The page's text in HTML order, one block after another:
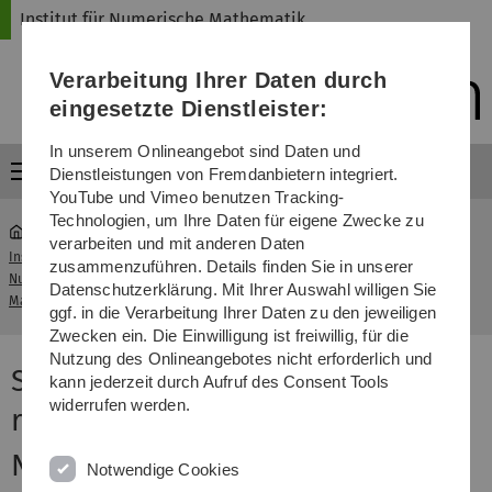
Direkt
Direkt
Direkt
(Sprache,
Drucken,
Media)
Direkt
Direkt
Institut für Numerische Mathematik
Menü
Institut für
Numerische
Mathematik
Seminar: Manifold-based model
reduction of dynamical systems
Seminar: Manifold-based model
reduction of dynamical systems
News
Verarbeitung Ihrer Daten durch
eingesetzte Dienstleister:
In unserem Onlineangebot sind Daten und
Dienstleistungen von Fremdanbietern integriert.
YouTube und Vimeo benutzen Tracking-
Technologien, um Ihre Daten für eigene Zwecke zu
verarbeiten und mit anderen Daten
zusammenzuführen. Details finden Sie in unserer
Datenschutzerklärung. Mit Ihrer Auswahl willigen Sie
ggf. in die Verarbeitung Ihrer Daten zu den jeweiligen
Zwecken ein. Die Einwilligung ist freiwillig, für die
Nutzung des Onlineangebotes nicht erforderlich und
kann jederzeit durch Aufruf des Consent Tools
widerrufen werden.
Notwendige Cookies